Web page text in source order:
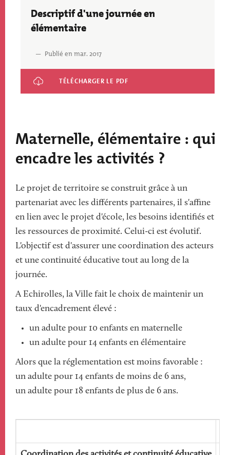
Descriptif d'une journée en
élémentaire
Publié en mar. 2017
Descriptif d'une journée en élémentaire
Maternelle, élémentaire : qui
encadre les activités ?
Le projet de territoire se construit grâce à un
partenariat avec les différents partenaires, il s'affine
en lien avec le projet d'école, les besoins identifiés et
les ressources de proximité. Celui-ci est évolutif.
L'objectif est d'assurer une coordination des acteurs
et une continuité éducative tout au long de la
journée.
A Echirolles, la Ville fait le choix de maintenir un
taux d'encadrement élevé :
un adulte pour 10 enfants en maternelle
un adulte pour 14 enfants en élémentaire
Alors que la réglementation est moins favorable :
un adulte pour 14 enfants de moins de 6 ans,
un adulte pour 18 enfants de plus de 6 ans.